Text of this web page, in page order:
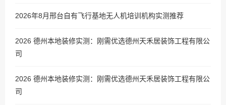
2026年8月邢台自有飞行基地无人机培训机构实测推荐
2026 德州本地装修实测：刚需优选德州天禾居装饰工程有限公
司
2026 德州本地装修实测：刚需优选德州天禾居装饰工程有限公
司